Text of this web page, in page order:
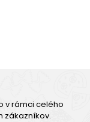
v rámci celého
zákazníkov.